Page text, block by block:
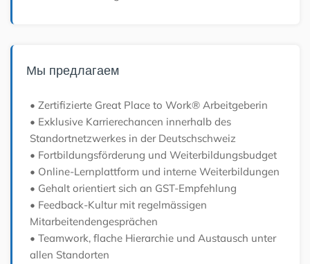
Мы предлагаем
• Zertifizierte Great Place to Work® Arbeitgeberin
• Exklusive Karrierechancen innerhalb des
Standortnetzwerkes in der Deutschschweiz
• Fortbildungsförderung und Weiterbildungsbudget
• Online-Lernplattform und interne Weiterbildungen
• Gehalt orientiert sich an GST-Empfehlung
• Feedback-Kultur mit regelmässigen
Mitarbeitendengesprächen
• Teamwork, flache Hierarchie und Austausch unter
allen Standorten